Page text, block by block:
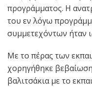
προγράμματος. Η
του εν λόγω
συμμετεχόντων ήταν
Με το πέρας των
χορηγήθηκε
βαλιτσάκια με το